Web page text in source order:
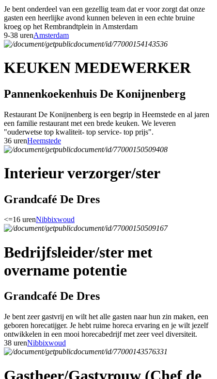
Je bent onderdeel van een gezellig team dat er voor zorgt dat onze
gasten een heerlijke avond kunnen beleven in een echte bruine
kroeg op het Rembrandtplein in Amsterdam
9-38 urenAmsterdam
KEUKEN MEDEWERKER
Pannenkoekenhuis De Konijnenberg
Restaurant De Konijnenberg is een begrip in Heemstede en al jaren
een familie restaurant met een brede keuken. We leveren
"ouderwetse top kwaliteit- top service- top prijs".
36 urenHeemstede
Interieur verzorger/ster
Grandcafé De Dres
<=16 urenNibbixwoud
Bedrijfsleider/ster met
overname potentie
Grandcafé De Dres
Je bent zeer gastvrij en wilt het alle gasten naar hun zin maken, een
geboren horecatijger. Je hebt ruime horeca ervaring en je wilt jezelf
ontwikkelen in een mooi horecabedrijf met zeer veel diversiteit.
38 urenNibbixwoud
Gastheer/Gastvrouw (Chef de